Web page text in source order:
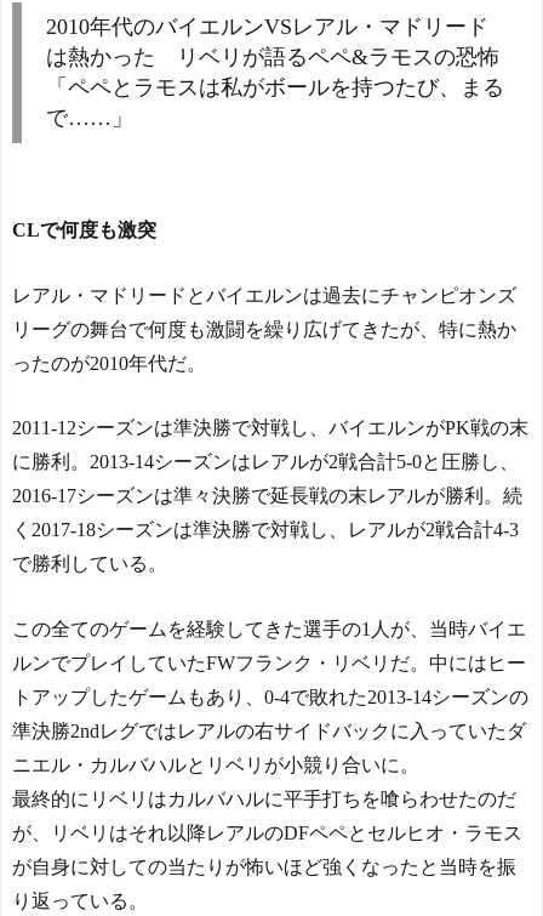
スの実況、口は禍の元【ML
B】 - ボールパーク速報
NEW!
【海外の反応】Wソック
スの実況、口は禍の元【ML
かった時代がこちらｗｗｗ
みたいと思っている人が少
ないのは何故なんだ？母国
ではみんな出たがっている
のだが？」 - ガラパゴスジ
北川景子39歳、右バスト
トップに衝撃密着写真にネ
ット騒然！
【ヤニねこ】座り方がス
ラブ人すぎる【海外の反
応】
ぎる」「人間にこんなこと
が可能なのか？」「サッカ
ーで例えるなら…」【海外
の反応】
日本人がアメリカで歴史
的快挙！中国人「恐ろしす
ぎる」「人間にこんなこと
が可能なのか？」「サッカ
ーで例えるなら…」【海外
【E-1選手権】日本、韓国
に1-0で勝利し、全勝で連覇
Powered by livedoor 相互RS
S
2010年代のバイエルンVSレアル・マドリード
は熱かった リベリが語るペペ&ラモスの恐怖
「ペペとラモスは私がボールを持つたび、まる
で……」
CLで何度も激突
レアル・マドリードとバイエルンは過去にチャンピオンズ
リーグの舞台で何度も激闘を繰り広げてきたが、特に熱か
ったのが2010年代だ。
2011-12シーズンは準決勝で対戦し、バイエルンがPK戦の末
に勝利。2013-14シーズンはレアルが2戦合計5-0と圧勝し、
2016-17シーズンは準々決勝で延長戦の末レアルが勝利。続
く2017-18シーズンは準決勝で対戦し、レアルが2戦合計4-3
で勝利している。
この全てのゲームを経験してきた選手の1人が、当時バイエ
ルンでプレイしていたFWフランク・リベリだ。中にはヒー
トアップしたゲームもあり、0-4で敗れた2013-14シーズンの
準決勝2ndレグではレアルの右サイドバックに入っていたダ
ニエル・カルバハルとリベリが小競り合いに。
最終的にリベリはカルバハルに平手打ちを喰らわせたのだ
が、リベリはそれ以降レアルのDFペペとセルヒオ・ラモス
が自身に対しての当たりが怖いほど強くなったと当時を振
り返っている。